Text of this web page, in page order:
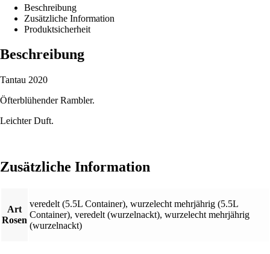
Beschreibung
Zusätzliche Information
Produktsicherheit
Beschreibung
Tantau 2020
Öfterblühender Rambler.
Leichter Duft.
Zusätzliche Information
Art
Rosen
veredelt (5.5L Container), wurzelecht mehrjährig (5.5L
Container), veredelt (wurzelnackt), wurzelecht mehrjährig
(wurzelnackt)